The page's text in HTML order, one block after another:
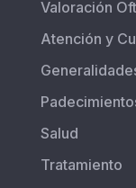
Valoración
Atención y
Salud
Tratamiento